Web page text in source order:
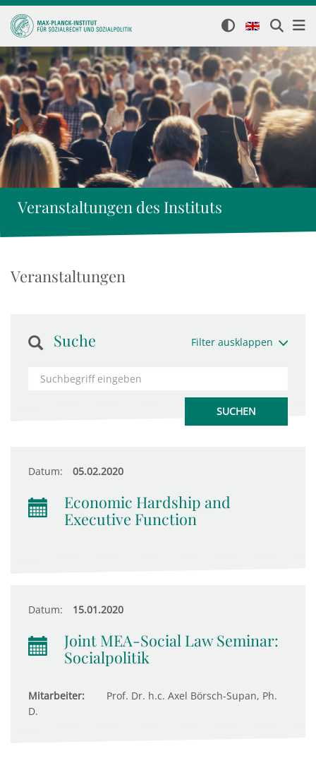
Veranstaltungen des Instituts
Veranstaltungen
Suche Filter ausklappen
Datum: 05.02.2020
Economic Hardship and
Executive Function
Datum: 15.01.2020
Joint MEA-Social Law Seminar:
Socialpolitik
Mitarbeiter:
Prof. Dr. h.c. Axel Börsch-Supan, Ph.
D.